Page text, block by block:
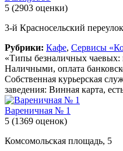
5 (2903 оценки)
3-й Красносельский
Рубрики: Кафе, Сервисы
«Типы безналичных чаевых:
Наличными, оплата
Собственная курьерская
заведения: Винная карта,
Вареничная № 1
5 (1369 оценок)
Комсомольская площадь, 5